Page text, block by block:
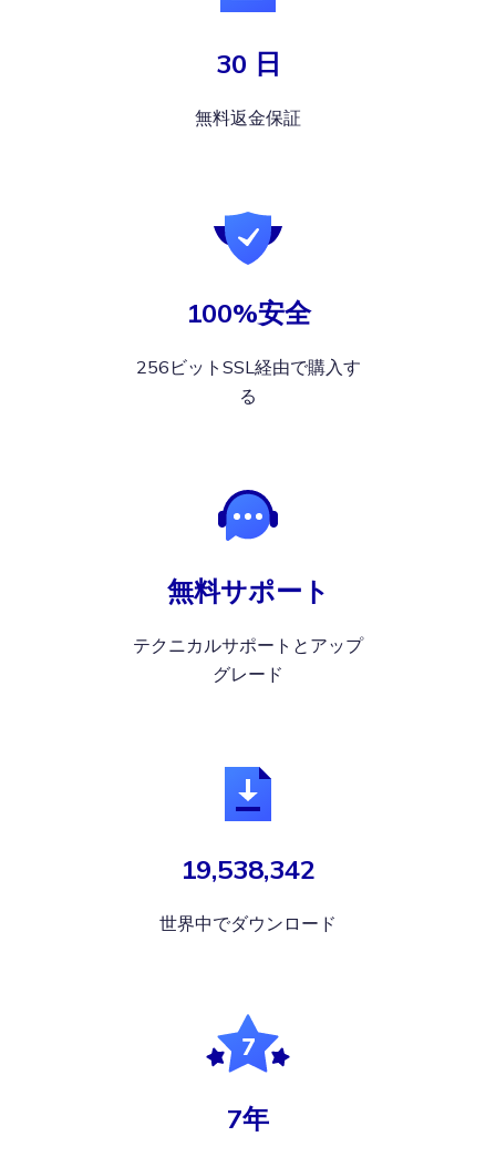
30 日
無料返金保証
100%安全
256ビットSSL経由で購入す
る
無料サポート
テクニカルサポートとアップ
グレード
19,538,342
世界中でダウンロード
7年